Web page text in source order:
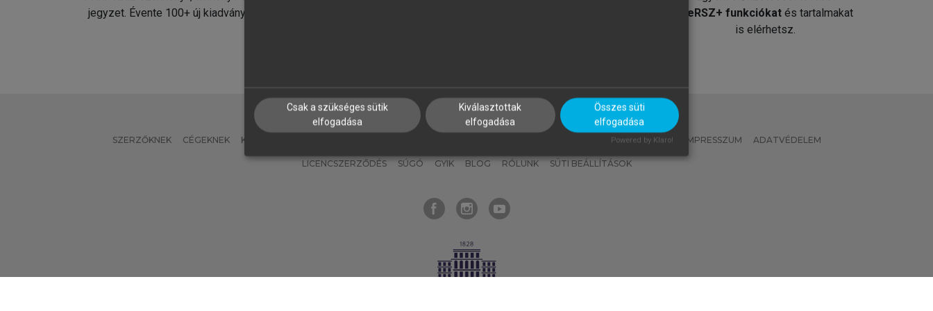
jegyzet. Évente 100+ új kiadvány.
MeRSZ+ funkciókat és tartalmakat
is elérhetsz.
SZERZŐKNEK CÉGEKNEK KÖNYVTÁROSOKNAK MI – ÁLTALÁNOS IRÁNYELVEK IMPRESSZUM ADATVÉDELEM
LICENCSZERZŐDÉS SÚGÓ GYIK BLOG RÓLUNK SÜTI BEÁLLÍTÁSOK
Csak a szükséges sütik
elfogadása
Kiválasztottak
elfogadása
Összes süti
elfogadása
Powered by Klaro!